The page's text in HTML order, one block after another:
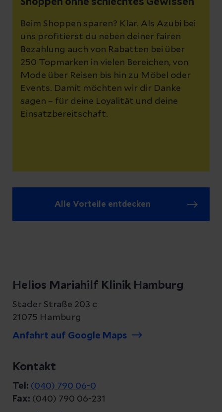
Beim Shoppen sparen? Klar. Als Azubi bei
uns profitierst du neben deiner fairen
Bezahlung auch von Rabatten bei über
250 Topmarken in vielen Bereichen, von
Mode über Reisen bis hin zu Möbel oder
Events. Damit möchten wir dir Danke
sagen – für deine Loyalität und deine
Einsatzbereitschaft.
Alle Vorteile entdecken
Helios Mariahilf Klinik Hamburg
Stader Straße 203 c
21075 Hamburg
Anfahrt auf Google Maps
Kontakt
Tel: (040) 790 06-0
Fax: (040) 790 06-231